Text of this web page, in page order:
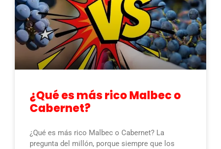
¿Qué es más rico Malbec o
Cabernet?
¿Qué es más rico Malbec o Cabernet? La
pregunta del millón, porque siempre que los